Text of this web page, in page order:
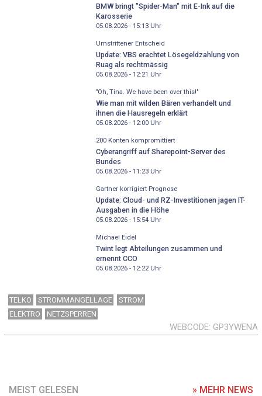
BMW bringt "Spider-Man" mit E-Ink auf die
Karosserie
05.08.2026 - 15:13Uhr
Umstrittener Entscheid
Update: VBS erachtet Lösegeldzahlung von
Ruag als rechtmässig
05.08.2026 - 12:21 Uhr
"Oh, Tina. We have been over this!"
Wie man mit wilden Bären verhandelt und
ihnen die Hausregeln erklärt
05.08.2026 - 12:00Uhr
200 Konten kompromittiert
Cyberangriff auf Sharepoint-Server des
Bundes
05.08.2026 - 11:23Uhr
Gartner korrigiert Prognose
Update: Cloud- und RZ-Investitionen jagen IT-
Ausgaben in die Höhe
05.08.2026 - 15:54Uhr
Michael Eidel
Twint legt Abteilungen zusammen und
ernennt CCO
05.08.2026 - 12:22Uhr
TELKO STROMMANGELLAGE
STROM
ELEKTRO
NETZSPERREN
WEBCODE GP3YWENA
MEIST GELESEN » MEHR NEWS